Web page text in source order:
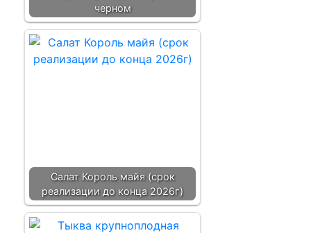
черном
Салат Король майя (срок
реализации до конца 2026г)